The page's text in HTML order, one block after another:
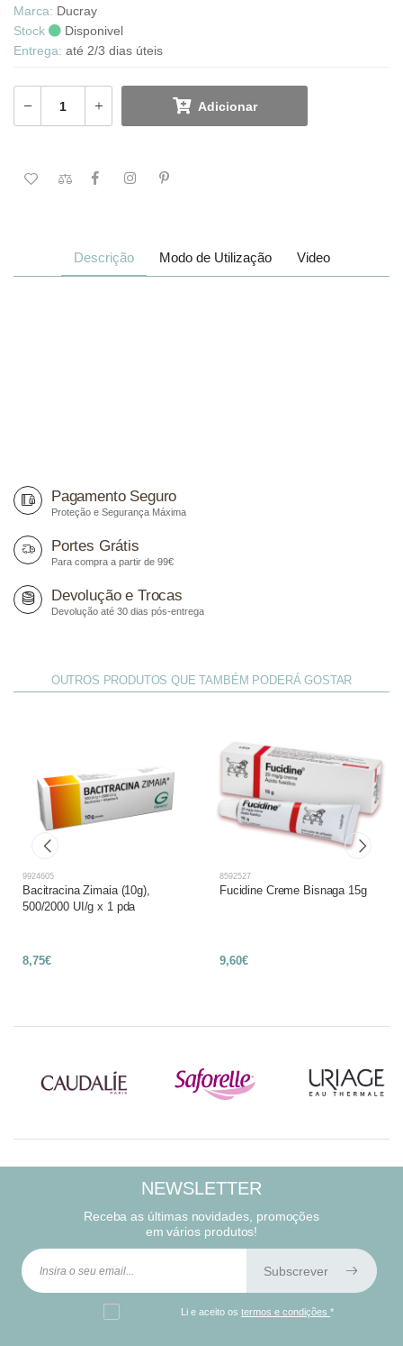
Descrição Modo de Utilização Video
Marca: Ducray
Stock
Disponivel
Entrega: até 2/3 dias úteis
Adicionar
Pagamento Seguro
Proteção e Segurança Máxima
Portes Grátis
Para compra a partir de 99€
Devolução e Trocas
Devolução até 30 dias pós-entrega
OUTROS PRODUTOS QUE TAMBÉM PODERÁ GOSTAR
9924605
Bacitracina Zimaia (10g),
500/2000 UI/g x 1 pda
8,75€
8592527
Fucidine Creme Bisnaga 15g
9,60€
NEWSLETTER
Receba as últimas novidades, promoções
em vários produtos!
Subscrever
Li e aceito ostermos e condições*